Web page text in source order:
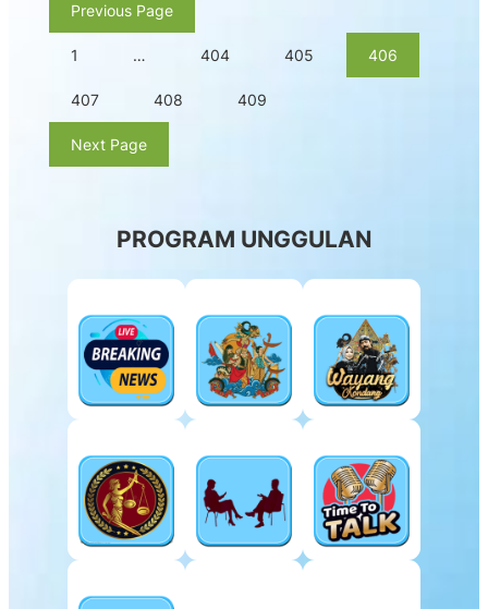
Previous Page
1 … 404 405 406
407 408 409
Next Page
PROGRAM UNGGULAN